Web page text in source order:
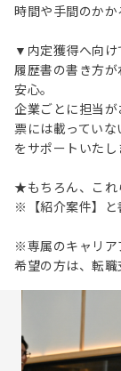
時間や手間のか
▼内定獲得へ向け
履歴書の書き方
安心。
企業ごとに担当
票には載ってい
をサポートいたし
★もちろん、これ
※【紹介案件】と
※専属のキャリア
希望の方は、転職